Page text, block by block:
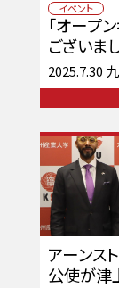
イベント
「オープ
ございま
2025.7.30
アーンス
公使が津